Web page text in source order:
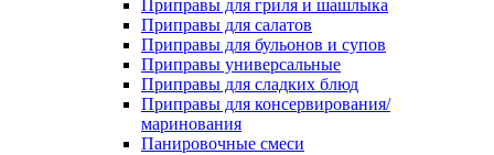
Приправы для гриля и шашлыка
Приправы для салатов
Приправы для бульонов и супов
Приправы универсальные
Приправы для сладких блюд
Приправы для консервирования/
маринования
Панировочные смеси